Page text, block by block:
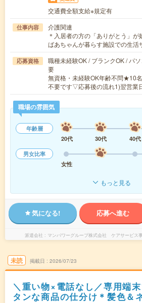
交通費全額支給※規定有
仕事内容
介護関連
＊入居者の方の「ありがとう」
ばあちゃんが暮らす施設での生
応募資格
職種未経験OK / ブランクOK / パ
要
無資格・未経験OK年齢不問★10
不要です▽応募後の流れ1)翌営業
職場の雰囲気
年齢層
20代
30代 40代
男女比率
女性
もっと見る
気になる! 応募へ進む
派遣会社 マンパワーグループ株式会社 ケアサービス
未読 掲載日 2026/07/23
＼重い物×電話なし／専用端
タンな商品の仕分け＊髪色＆